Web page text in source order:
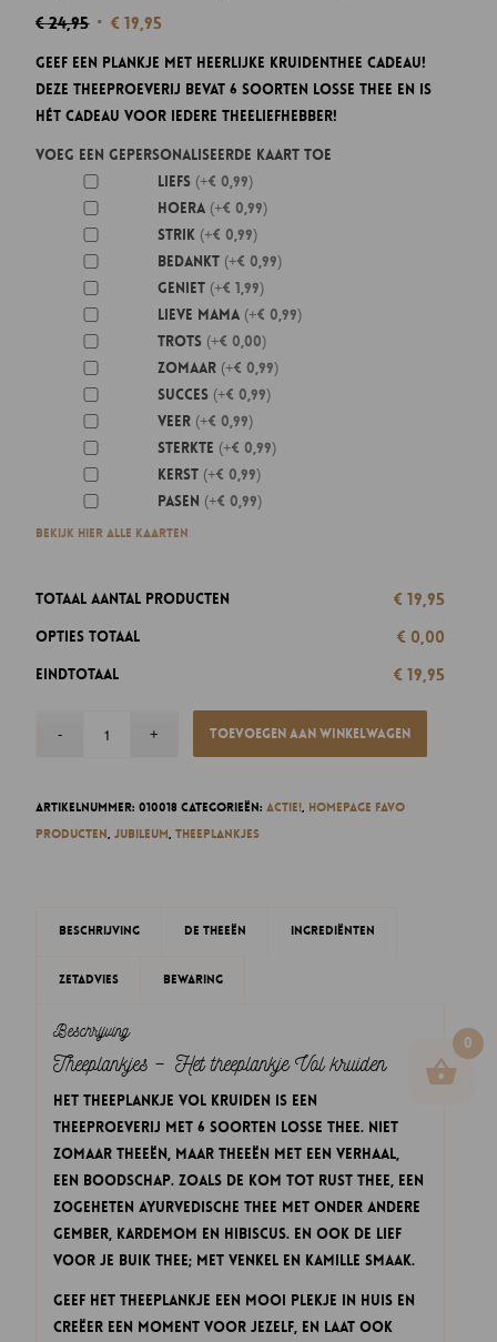
€24,95 Oorspronkelijke
€ 19,95
Geef een plankje met heerlijke kruidenthee cadeau!
Deze theeproeverij bevat 6 soorten losse thee en is
hét cadeau voor iedere theeliefhebber!
Voeg een gepersonaliseerde kaart toe
Liefs (+€ 0,99)
Hoera (+€ 0,99)
Strik (+€ 0,99)
Bedankt (+€ 0,99)
Geniet (+€ 1,99)
Lieve mama (+€ 0,99)
Trots (+€ 0,00)
Zomaar (+€ 0,99)
Succes (+€ 0,99)
Veer (+€ 0,99)
Sterkte (+€ 0,99)
Kerst (+€ 0,99)
Pasen (+€ 0,99)
Bekijk hier alle kaarten
Totaal aantal producten € 19,95
Opties totaal € 0,00
Eindtotaal € 19,95
Toevoegen aan winkelwagen
Artikelnummer:010018 Categorieën:Actie!, Homepage favo
producten,Jubileum,Theeplankjes
Beschrijving De theeën Ingrediënten
Zetadvies Bewaring
Beschrijving
Theeplankjes – Het theeplankje Vol kruiden
Het Theeplankje Vol Kruiden is een
theeproeverij met 6 soorten losse thee. Niet
zomaar theeën, maar theeën met een verhaal,
een boodschap. Zoals de Kom tot rust thee, een
zogeheten Ayurvedische thee met onder andere
gember, kardemom en hibiscus. En ook de lief
voor je buik thee; met venkel en kamille smaak.
Geef Het Theeplankje een mooi plekje in huis en
creëer een moment voor jezelf, en laat ook
0